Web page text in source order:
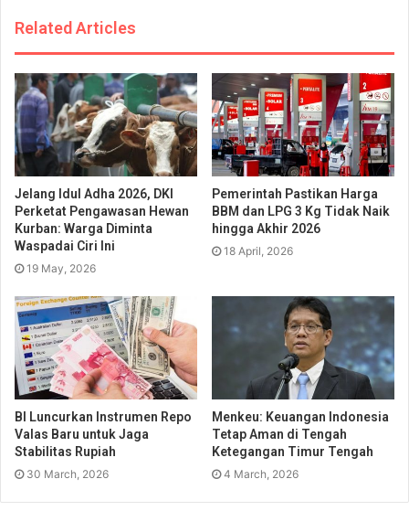
Related Articles
Jelang Idul Adha 2026, DKI
Perketat Pengawasan Hewan
Kurban: Warga Diminta
Waspadai Ciri Ini
19 May, 2026
Pemerintah Pastikan Harga
BBM dan LPG 3 Kg Tidak Naik
hingga Akhir 2026
18 April, 2026
BI Luncurkan Instrumen Repo
Valas Baru untuk Jaga
Stabilitas Rupiah
30 March, 2026
Menkeu: Keuangan Indonesia
Tetap Aman di Tengah
Ketegangan Timur Tengah
4 March, 2026